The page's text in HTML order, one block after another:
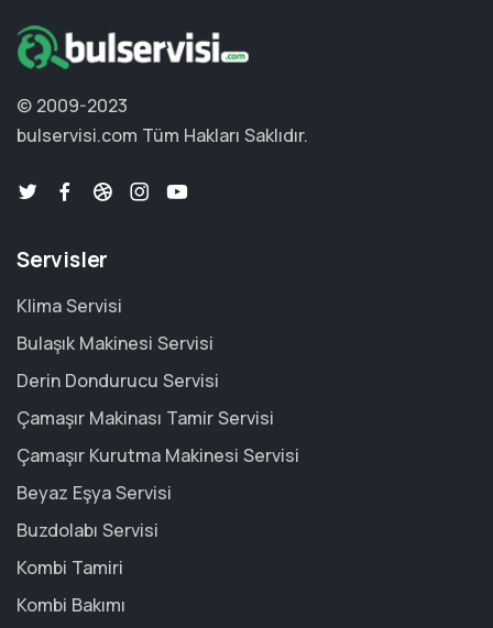
© 2009-2023
bulservisi.com Tüm Hakları Saklıdır.
Servisler
Klima Servisi
Bulaşık Makinesi Servisi
Derin Dondurucu Servisi
Çamaşır Makinası Tamir Servisi
Çamaşır Kurutma Makinesi Servisi
Beyaz Eşya Servisi
Buzdolabı Servisi
Kombi Tamiri
Kombi Bakımı